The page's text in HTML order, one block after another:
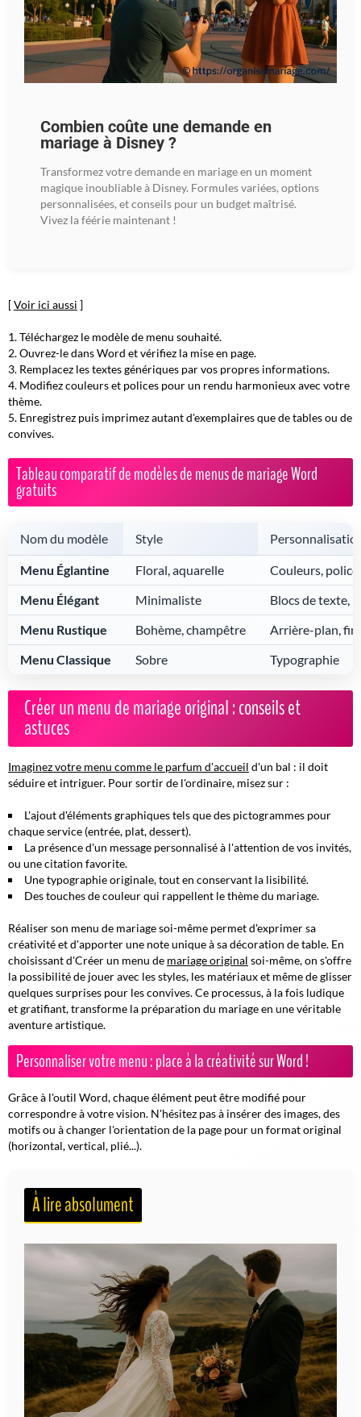
Combien coûte une demande en
mariage à Disney ?
Transformez votre demande en mariage en un moment
magique inoubliable à Disney. Formules variées, options
personnalisées, et conseils pour un budget maîtrisé.
Vivez la féérie maintenant !
[Voir ici aussi ]
Téléchargez le modèle de menu souhaité.
Ouvrez-le dans Word et vérifiez la mise en page.
Remplacez les textes génériques par vos propres informations.
Modifiez couleurs et polices pour un rendu harmonieux avec votre
thème.
Enregistrez puis imprimez autant d'exemplaires que de tables ou de
convives.
Tableau comparatif de modèles de menus de mariage Word
gratuits
Nom du modèle Style
Menu Églantine Floral, aquarelle
Couleurs,
Menu Élégant
Minimaliste
Blocs de texte,
Menu Rustique
Bohème, champêtre
Arrière-plan,
Menu Classique
Sobre Typographie
Créer un menu de mariage original : conseils et
astuces
Imaginez votre menu comme le parfum d'accueil d'un bal : il doit
séduire et intriguer. Pour sortir de l'ordinaire, misez sur :
L'ajout d'éléments graphiques tels que des pictogrammes pour
chaque service (entrée, plat, dessert).
La présence d'un message personnaliséà l'attention de vos invités,
ou une citation favorite.
Une typographie originale, tout en conservant la lisibilité.
Des touches de couleur qui rappellent le thème du mariage.
Réaliser son menu de mariage soi-même permet d'exprimer sa
créativité et d'apporter une note unique à sa décoration de table. En
choisissant d'Créer un menu de mariage original soi-même, on s'offre
la possibilité de jouer avec les styles, les matériaux et même de glisser
quelques surprises pour les convives. Ce processus, à la fois ludique
et gratifiant, transforme la préparation du mariage en une véritable
aventure artistique.
Personnaliser votre menu : place à la créativité sur Word !
Grâce à l'outil Word, chaque élément peut être modifié pour
correspondre à votre vision. N'hésitez pas à insérer des images, des
motifs ou à changer l'orientation de la page pour un format original
(horizontal, vertical, plié...).
À lire absolument